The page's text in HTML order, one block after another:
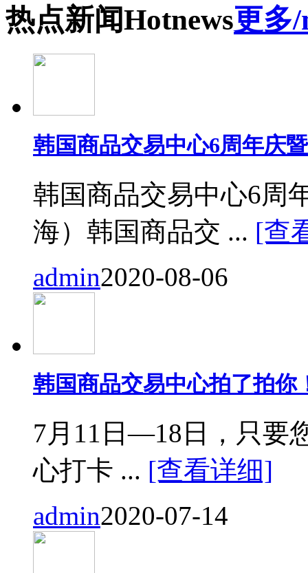
热点新闻Hotnews更多
韩国商品交易中心6周年庆
韩国商品交易中心6周
海）韩国商品交 ... [查
admin2020-08-06
韩国商品交易中心拍了拍你
7月11日—18日，只要
心打卡 ... [查看详细]
admin2020-07-14